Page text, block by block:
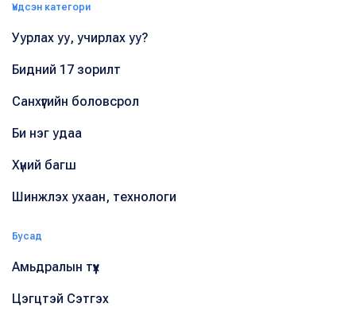
Үндсэн категори
Уурлах уу, учирлах уу?
Бидний 17 зорилт
Санхүүгийн боловсрол
Би нэг удаа
Хүний багш
Шинжлэх ухаан, технологи
Бусад
Амьдралын түүх
Цэгцтэй Сэтгэх